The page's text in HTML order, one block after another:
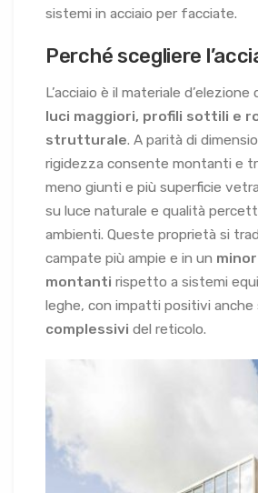
sistemi in acciaio per facciate.
Perché scegliere
L’acciaio è il materiale
luci maggiori, profili sottili e
strutturale. A parità di
rigidezza consente montanti e
meno giunti e più superficie
su luce naturale e qualità
ambienti. Queste proprietà si
campate più ampie e in un
montanti rispetto a sistemi
leghe, con impatti positivi anche
complessivi del reticolo.